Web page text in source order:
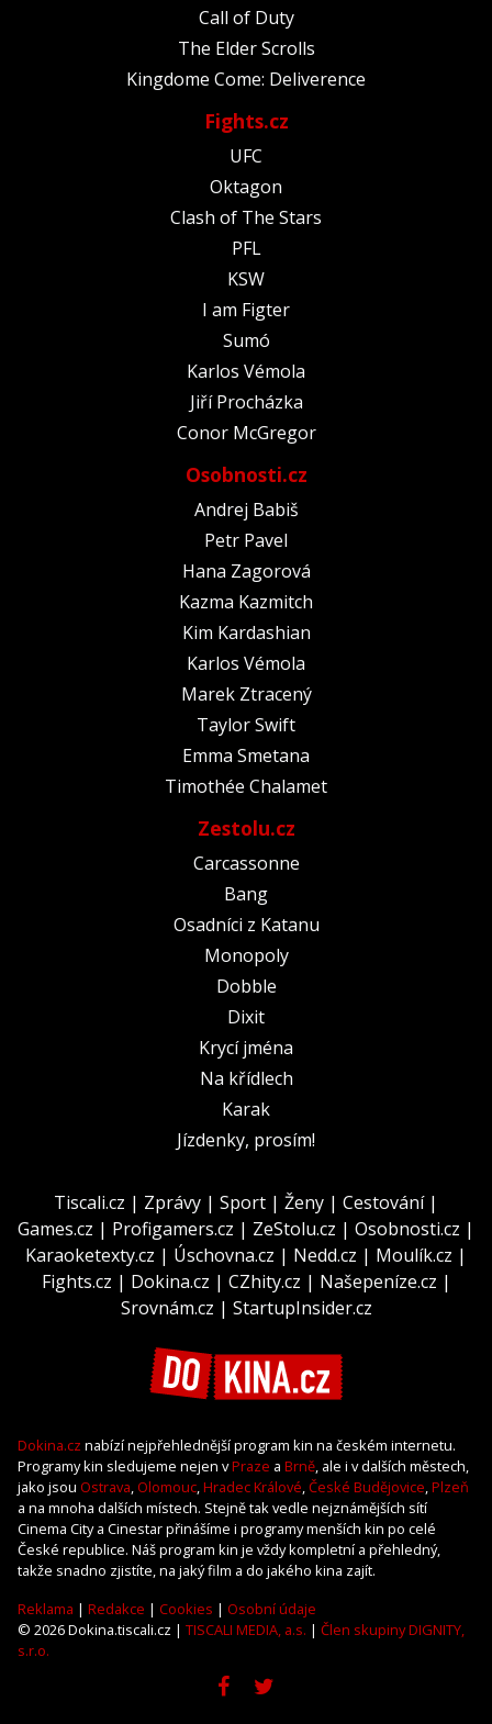
Call of Duty
The Elder Scrolls
Kingdome Come: Deliverence
Fights.cz
UFC
Oktagon
Clash of The Stars
PFL
KSW
I am Figter
Sumó
Karlos Vémola
Jiří Procházka
Conor McGregor
Osobnosti.cz
Andrej Babiš
Petr Pavel
Hana Zagorová
Kazma Kazmitch
Kim Kardashian
Karlos Vémola
Marek Ztracený
Taylor Swift
Emma Smetana
Timothée Chalamet
Zestolu.cz
Carcassonne
Bang
Osadníci z Katanu
Monopoly
Dobble
Dixit
Krycí jména
Na křídlech
Karak
Jízdenky, prosím!
Tiscali.cz | Zprávy | Sport | Ženy | Cestování|
Games.cz | Profigamers.cz | ZeStolu.cz | Osobnosti.cz |
Karaoketexty.cz | Úschovna.cz | Nedd.cz | Moulík.cz |
Fights.cz | Dokina.cz | CZhity.cz | Našepeníze.cz |
Srovnám.cz | StartupInsider.cz
Dokina.cz nabízí nejpřehlednější program kin na českém internetu.
Programy kin sledujeme nejen vPraze a Brně, ale i v dalších městech,
jako jsou Ostrava, Olomouc,Hradec Králové,České Budějovice,Plzeň
a na mnoha dalších místech. Stejně tak vedle nejznámějších sítí
Cinema City a Cinestar přinášíme i programy menších kin po celé
České republice. Náš program kin je vždy kompletní a přehledný,
takže snadno zjistíte, na jaký film a do jakého kina zajít.
Reklama | Redakce | Cookies | Osobní údaje
© 2026 Dokina.tiscali.cz | TISCALI MEDIA, a.s. | Člen skupiny DIGNITY,
s.r.o.